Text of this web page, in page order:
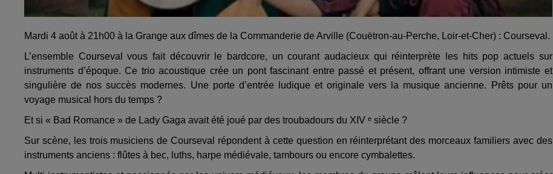
Mardi 4 août à 21h00 à la Grange aux dîmes de la Commanderie de Arville (Couëtron-au-Perche, Loir-et-Cher) : Courseval.
L’ensemble Courseval vous fait découvrir le bardcore, un courant audacieux qui réinterprète les hits pop actuels sur
instruments d’époque. Ce trio acoustique crée un pont fascinant entre passé et présent, offrant une version intimiste et
singulière de nos succès modernes. Une porte d’entrée ludique et originale vers la musique ancienne. Prêts pour un
voyage musical hors du temps ?
Et si « Bad Romance » de Lady Gaga avait été joué par des troubadours du XIV ᵉ siècle ?
Sur scène, les trois musiciens de Courseval répondent à cette question en réinterprétant des morceaux familiers avec des
instruments anciens : flûtes à bec, luths, harpe médiévale, tambours ou encore cymbalettes.